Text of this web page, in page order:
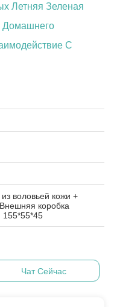
Летняя Зеленая
Домашнего
С
воловьей кожи +
коробка
155*55*45
Чат Сейчас